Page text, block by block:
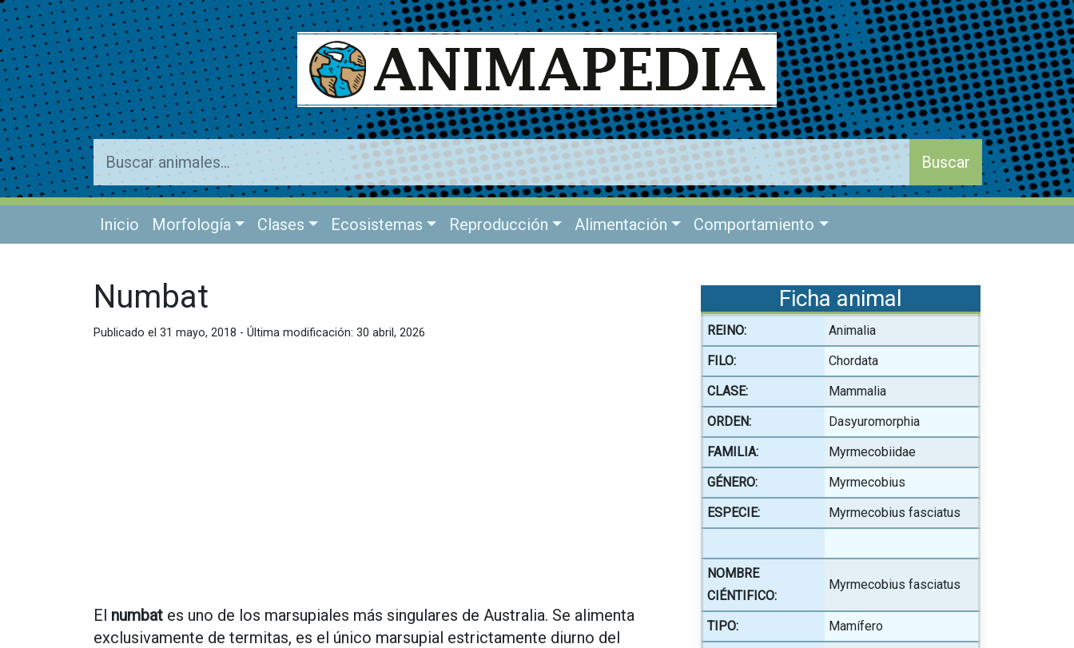
Inicio Morfología Clases Ecosistemas Reproducción Alimentación Comportamiento
Numbat
Publicado el 31 mayo, 2018 - Última modificación: 30 abril, 2026
El numbat es uno de los marsupiales más singulares de Australia. Se alimenta
exclusivamente de termitas, es el único marsupial estrictamente diurno del
Ficha animal
REINO:
Animalia
FILO:
Chordata
CLASE:
Mammalia
ORDEN:
Dasyuromorphia
FAMILIA:
Myrmecobiidae
GÉNERO:
Myrmecobius
ESPECIE:
Myrmecobius fasciatus
NOMBRE
CIÉNTIFICO:
Myrmecobius fasciatus
TIPO:
Mamífero